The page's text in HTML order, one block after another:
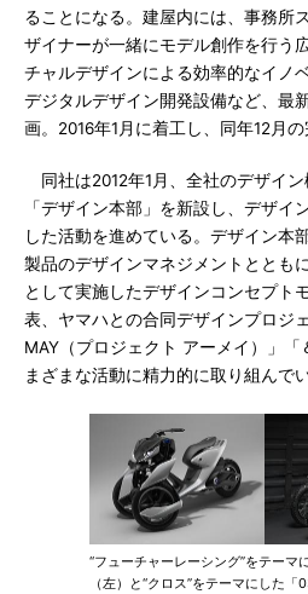
ることになる。建屋内には、事務所
ザイナーが一緒にモデル創作を行う
チャルデザインによる効率的なイノ
デジタルデザイン開発設備など、最
画。2016年1月に着工し、同年12月の
同社は2012年1月、全社のデザイ
「デザイン本部」を新設し、デザイ
した活動を進めている。デザイン本
製品のデザインマネジメントととも
として実施したデザインコンセプト
表、ヤマハとの合同デザインプロジ
MAY（プロジェクト アーメイ）」「
まざまな活動に精力的に取り組んでい
“フューチャーレーシング”をテーマ
（左）と“クロス”をテーマにした